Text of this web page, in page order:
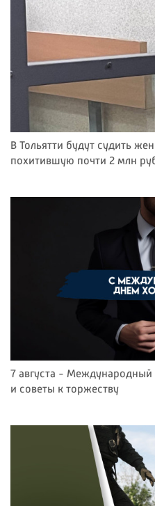
В Тольятти будут судить
похитившую почти 2 млн
7 августа - Международный
и советы к торжеству